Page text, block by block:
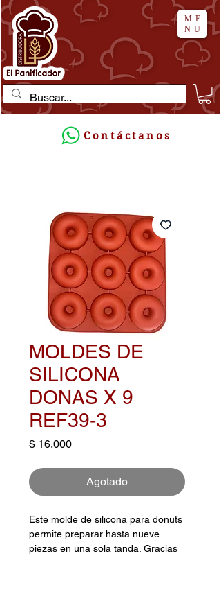
ME
NU
Contáctanos
MOLDES DE
SILICONA
DONAS X 9
REF39-3
$ 16.000Precio
Agotado
Este molde de silicona para donuts
permite preparar hasta nueve
piezas en una sola tanda. Gracias